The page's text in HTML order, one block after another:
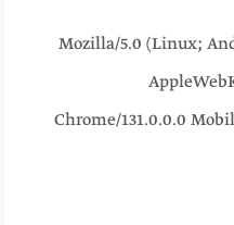
216.73.216.145 Mozilla/5.0
Chrome/131.0.0.0